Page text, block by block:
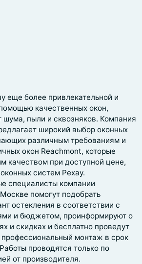
еще более привлекательной и
качественных окон,
шума, пыли и сквозняков. Компания
широкий выбор оконных
различным требованиям и
окон Reachmont, которые
качеством при доступной цене,
систем Рехау.
специалисты компании
помогут подобрать
остекления в соответствии с
и бюджетом, проинформируют о
и скидках и бесплатно проведут
монтаж в срок
проводятся только по
от производителя.